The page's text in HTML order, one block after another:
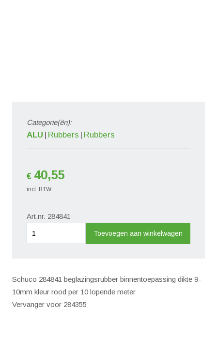
Categorie(ën):
ALU Rubbers Rubbers
€ 40,55
incl. BTW
Art.nr. 284841
rood/10m
aantal
Toevoegen aan winkelwagen
Schuco 284841 beglazingsrubber binnentoepassing dikte 9-
10mm kleur rood per 10 lopende meter
Vervanger voor 284355